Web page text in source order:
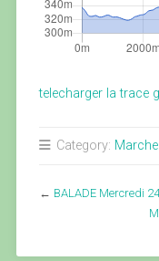
telecharger la trace
Category:
← BALADE Mercredi